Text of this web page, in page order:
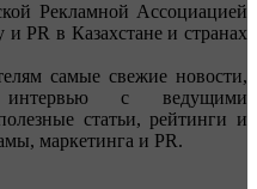
Рекламной Ассоциацией
PR в Казахстане и странах
самые свежие новости,
интервью с ведущими
статьи, рейтинги и
маркетинга и PR.